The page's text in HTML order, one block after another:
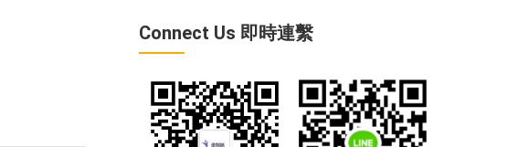
Connect Us 即時連繫